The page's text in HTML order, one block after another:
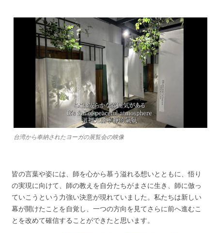
台湾から奉納されたヨーガの展覧会の映像
皆の言葉や姿には、師を心から慕う溢れる想いとともに、悟り
の実現に向けて、師の教えを自分たちがまさに生き、師に倣っ
ていこうという力強い決意が現れていました。私たちは新しい
幕が開けたことを自覚し、一つの方向を見てさらに前へ進むこ
とを改めて確信することができたと思います。